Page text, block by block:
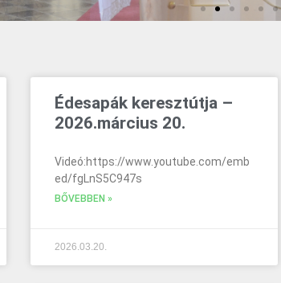
Édesapák keresztútja –
2026.március 20.
Videó:https://www.youtube.com/emb
ed/fgLnS5C947s
BŐVEBBEN »
2026.03.20.